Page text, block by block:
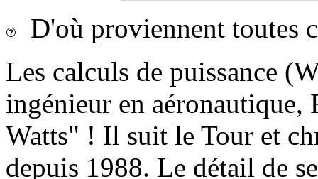
D'où proviennent toutes
Les calculs de puissance
ingénieur en
Watts" ! Il suit le Tour et
depuis 1988. Le détail de